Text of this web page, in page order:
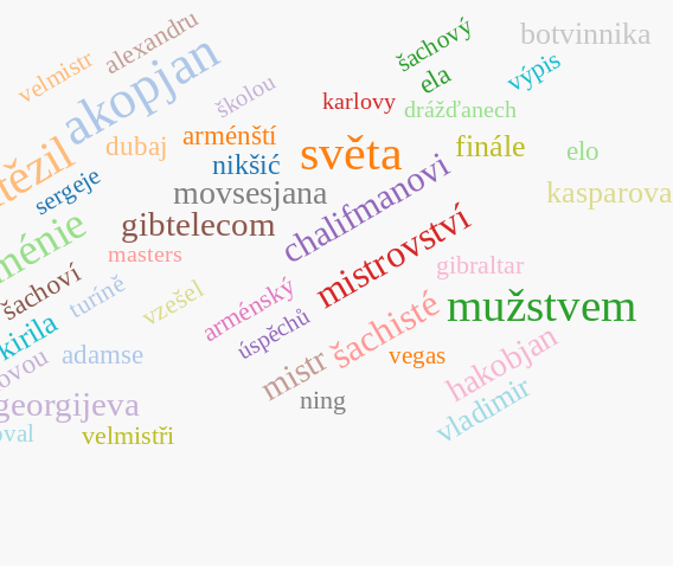
akopjan světa
mužstvem
mistrovství
šachisté
chalifmanovi
gibtelecom
mistr hakobjan
movsesjana
botvinnika
finále
kasparova
vladimir
nikšić
adamse
arménští
dubaj
ela
elo
alexandru
arménský
gibraltar
ning
velmistři
vzešel
výpis
sergeje
turíně
vegas
velmistr
šachový
drážďanech
karlovy
masters
úspěchů
školou